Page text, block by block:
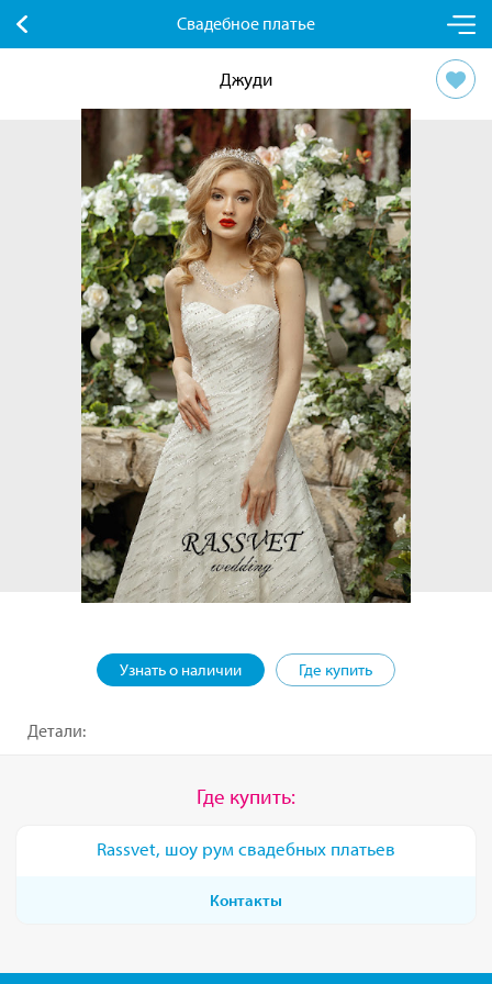
Свадебное платье
Джуди
Узнать о наличии Где купить
Детали:
Где купить:
Rassvet, шоу рум свадебных платьев
Контакты